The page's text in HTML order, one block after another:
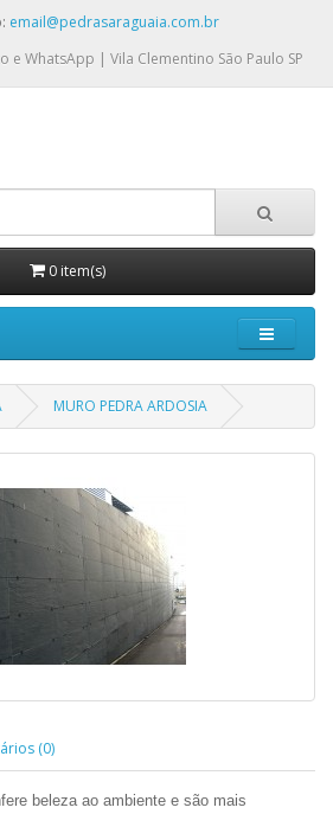
email@pedrasaraguaia.com.br
e WhatsApp | Vila Clementino São Paulo SP
0 item(s)
MURO PEDRA ARDOSIA
(0)
beleza ao ambiente e são mais